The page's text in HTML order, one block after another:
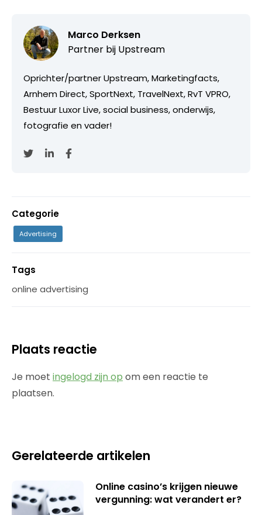
Marco Derksen
Partner bij Upstream
Oprichter/partner Upstream, Marketingfacts,
Arnhem Direct, SportNext, TravelNext, RvT VPRO,
Bestuur Luxor Live, social business, onderwijs,
fotografie en vader!
Categorie
Advertising
Tags
online advertising
Plaats reactie
Je moet ingelogd zijn op om een reactie te
plaatsen.
Gerelateerde artikelen
Online casino’s krijgen nieuwe
vergunning: wat verandert er?